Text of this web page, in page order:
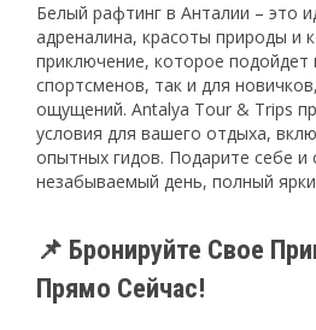
Белый рафтинг в Анталии – это
адреналина, красоты природы и
приключение, которое подойдет
спортсменов, так и для
ощущений. Antalya Tour & Trips
условия для вашего отдыха,
опытных гидов. Подарите себе и
незабываемый день, полный
📌 Бронируйте Свое
Прямо Сейчас!